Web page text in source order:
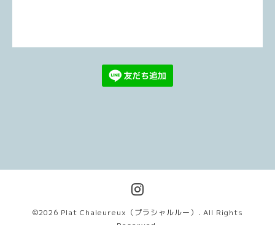
©2026 Plat Chaleureux（プラシャルルー） . All Rights